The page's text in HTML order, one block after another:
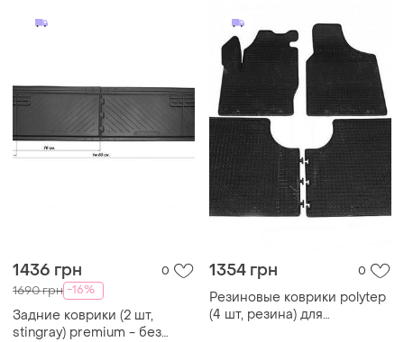
1436 грн 0
1690 грн -16%
Задние коврики (2 шт,
stingray) premium - без
1354 грн 0
Резиновые коврики polytep
(4 шт, резина) для